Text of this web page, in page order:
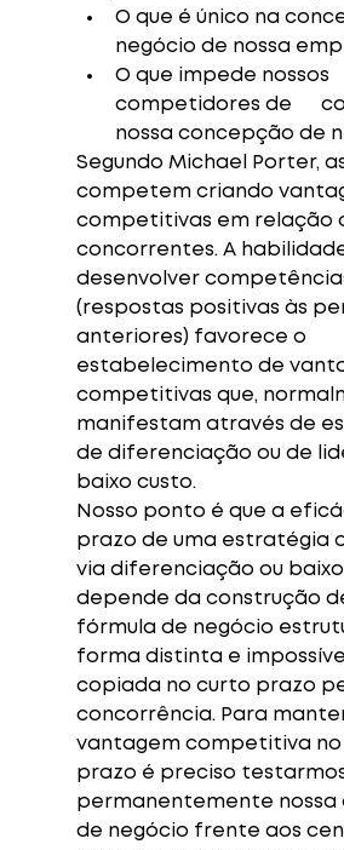
O que é único na
negócio de nossa
O que impede nossos
competidores de
nossa concepção de
Segundo Michael Porter,
competem criando
competitivas em relação
concorrentes. A
desenvolver
(respostas positivas às
anteriores) favorece o
estabelecimento de
competitivas que,
manifestam através de
de diferenciação ou de
baixo custo.
Nosso ponto é que a
prazo de uma estratégia
via diferenciação ou
depende da construção
fórmula de negócio
forma distinta e
copiada no curto prazo
concorrência. Para
vantagem competitiva no
prazo é preciso
permanentemente nossa
de negócio frente aos